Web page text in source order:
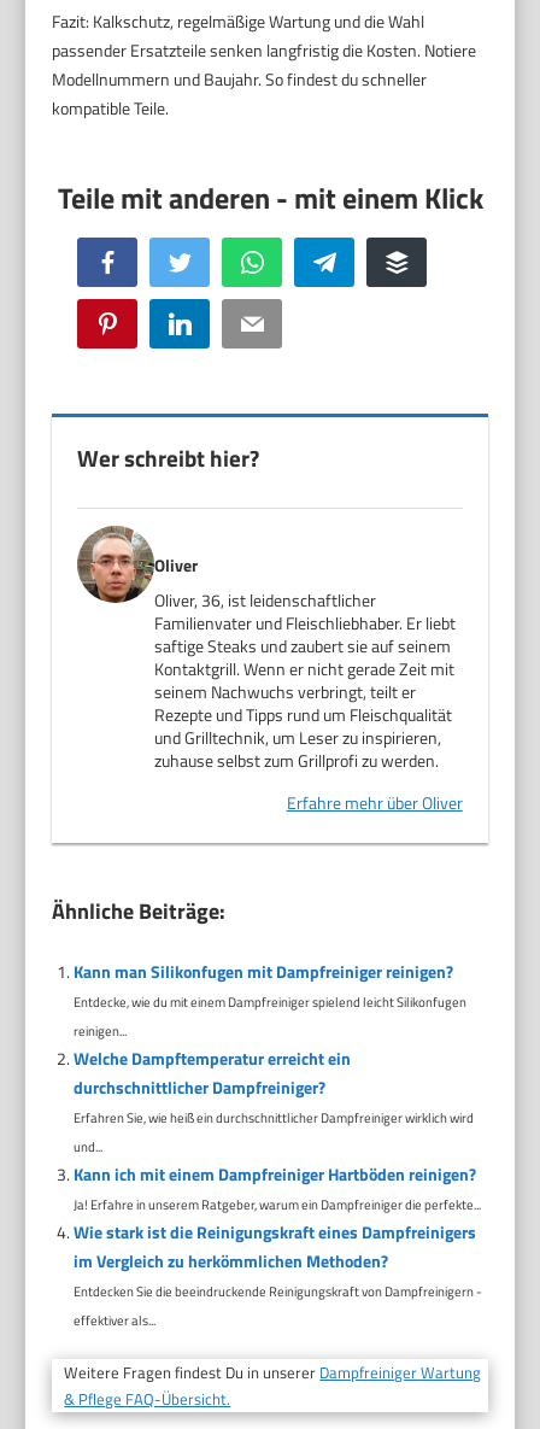
Fazit: Kalkschutz, regelmäßige Wartung und die Wahl
passender Ersatzteile senken langfristig die Kosten. Notiere
Modellnummern und Baujahr. So findest du schneller
kompatible Teile.
Facebook Twitter WhatsApp Telegram Buffer
Pinterest LinkedIn Email
Wer schreibt hier?
Oliver
Oliver, 36, ist leidenschaftlicher
Familienvater und Fleischliebhaber. Er liebt
saftige Steaks und zaubert sie auf seinem
Kontaktgrill. Wenn er nicht gerade Zeit mit
seinem Nachwuchs verbringt, teilt er
Rezepte und Tipps rund um Fleischqualität
und Grilltechnik, um Leser zu inspirieren,
zuhause selbst zum Grillprofi zu werden.
Erfahre mehr über Oliver
Ähnliche Beiträge:
Kann man Silikonfugen mit Dampfreiniger reinigen?
Entdecke, wie du mit einem Dampfreiniger spielend leicht Silikonfugen
reinigen...
Welche Dampftemperatur erreicht ein
durchschnittlicher Dampfreiniger?
Erfahren Sie, wie heiß ein durchschnittlicher Dampfreiniger wirklich wird
und...
Kann ich mit einem Dampfreiniger Hartböden reinigen?
Ja! Erfahre in unserem Ratgeber, warum ein Dampfreiniger die perfekte...
Wie stark ist die Reinigungskraft eines Dampfreinigers
im Vergleich zu herkömmlichen Methoden?
Entdecken Sie die beeindruckende Reinigungskraft von Dampfreinigern -
effektiver als...
Weitere Fragen findest Du in unserer Dampfreiniger Wartung
& Pflege FAQ-Übersicht.